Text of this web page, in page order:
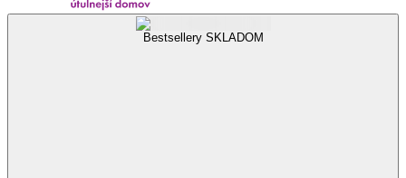
Bestsellery SKLADOM